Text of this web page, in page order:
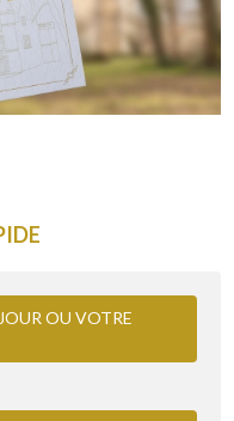
OU VOTRE